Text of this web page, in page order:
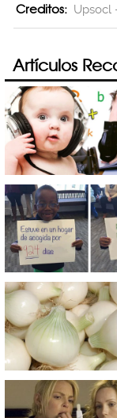
Creditos: Upsocl
Artículos